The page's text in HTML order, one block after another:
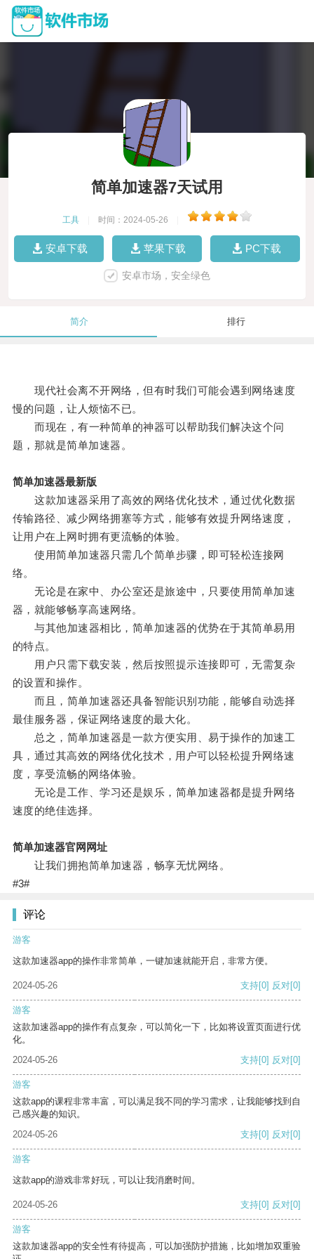
简单加速器7天试用
工具 时间：2024-05-26
安卓下载 苹果下载 PC下载
安卓市场，安全绿色
简介 排行
现代社会离不开网络，但有时我们可能会遇到网络速度
慢的问题，让人烦恼不已。
而现在，有一种简单的神器可以帮助我们解决这个问
题，那就是简单加速器。
简单加速器最新版
这款加速器采用了高效的网络优化技术，通过优化数据
传输路径、减少网络拥塞等方式，能够有效提升网络速度，
让用户在上网时拥有更流畅的体验。
使用简单加速器只需几个简单步骤，即可轻松连接网
络。
无论是在家中、办公室还是旅途中，只要使用简单加速
器，就能够畅享高速网络。
与其他加速器相比，简单加速器的优势在于其简单易用
的特点。
用户只需下载安装，然后按照提示连接即可，无需复杂
的设置和操作。
而且，简单加速器还具备智能识别功能，能够自动选择
最佳服务器，保证网络速度的最大化。
总之，简单加速器是一款方便实用、易于操作的加速工
具，通过其高效的网络优化技术，用户可以轻松提升网络速
度，享受流畅的网络体验。
无论是工作、学习还是娱乐，简单加速器都是提升网络
速度的绝佳选择。
简单加速器官网网址
让我们拥抱简单加速器，畅享无忧网络。
#3#
评论
游客
这款加速器app的操作非常简单，一键加速就能开启，非常方便。
2024-05-26 支持[0] 反对[0]
游客
这款加速器app的操作有点复杂，可以简化一下，比如将设置页面进行优
化。
2024-05-26
支持[0] 反对[0]
游客
这款app的课程非常丰富，可以满足我不同的学习需求，让我能够找到自
己感兴趣的知识。
2024-05-26
支持[0] 反对[0]
游客
这款app的游戏非常好玩，可以让我消磨时间。
2024-05-26 支持[0] 反对[0]
游客
这款加速器app的安全性有待提高，可以加强防护措施，比如增加双重验